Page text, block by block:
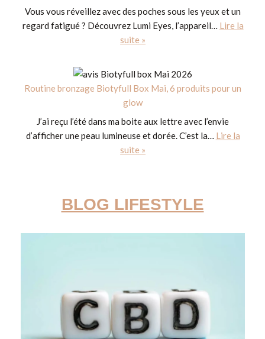
Vous vous réveillez avec des poches sous les yeux et un
regard fatigué ? Découvrez Lumi Eyes, l’appareil… Lire la
suite »
Routine bronzage Biotyfull Box Mai, 6 produits pour un
glow
J’ai reçu l’été dans ma boite aux lettre avec l’envie
d’afficher une peau lumineuse et dorée. C’est la… Lire la
suite »
BLOG LIFESTYLE